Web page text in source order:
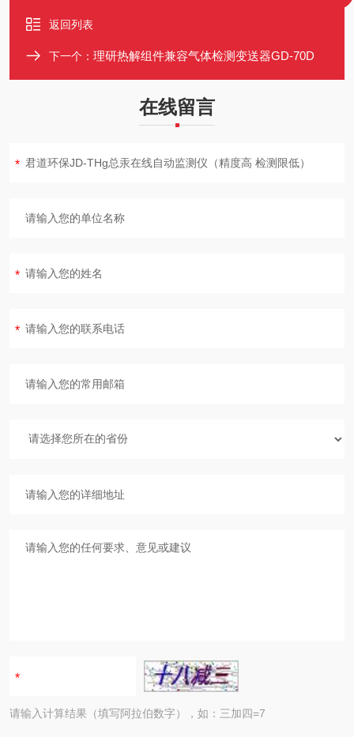
返回列表
下一个： 理研热解组件兼容气体检测变送器GD-70D
在线留言
请输入计算结果（填写阿拉伯数字），如：三加四=7